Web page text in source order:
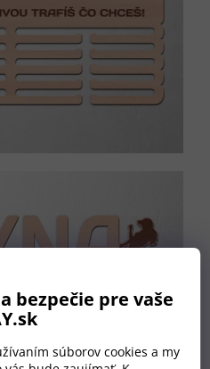
bezpečie pre vaše
súborov cookies a my